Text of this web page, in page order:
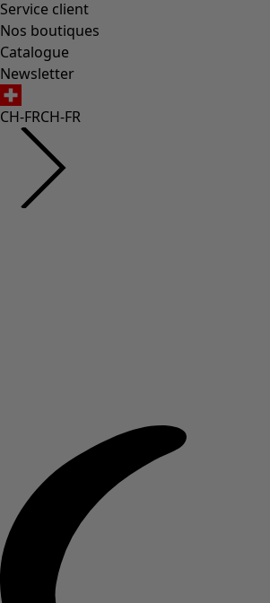
Service client
Nos boutiques
Catalogue
Newsletter
CH-FRCH-FR